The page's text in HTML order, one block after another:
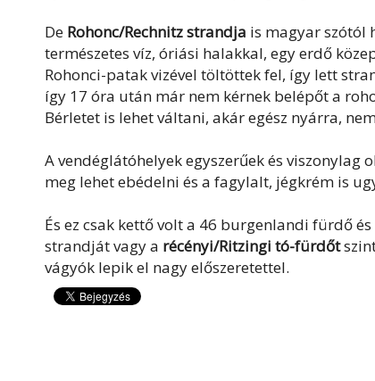
De Rohonc/Rechnitz strandja is magyar szótól
természetes víz, óriási halakkal, egy erdő
Rohonci-patak vizével töltöttek fel, így lett
így 17 óra után már nem kérnek belépőt a
Bérletet is lehet váltani, akár egész nyárra,
A vendéglátóhelyek egyszerűek és
meg lehet ebédelni és a fagylalt, jégkrém is
És ez csak kettő volt a 46 burgenlandi fürdő
strandját vagy a récényi/Ritzingi tó-fürdőt
vágyók lepik el nagy előszeretettel.